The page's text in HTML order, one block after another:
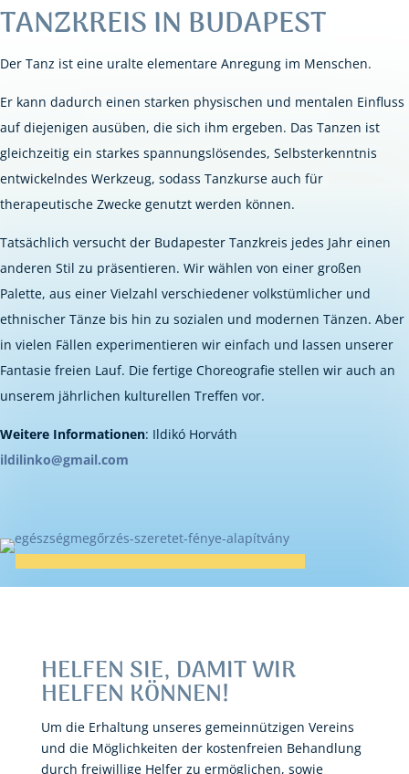
TANZKREIS IN BUDAPEST
Der Tanz ist eine uralte elementare Anregung im Menschen.
Er kann dadurch einen starken physischen und mentalen Einfluss
auf diejenigen ausüben, die sich ihm ergeben. Das Tanzen ist
gleichzeitig ein starkes spannungslösendes, Selbsterkenntnis
entwickelndes Werkzeug, sodass Tanzkurse auch für
therapeutische Zwecke genutzt werden können.
Tatsächlich versucht der Budapester Tanzkreis jedes Jahr einen
anderen Stil zu präsentieren. Wir wählen von einer großen
Palette, aus einer Vielzahl verschiedener volkstümlicher und
ethnischer Tänze bis hin zu sozialen und modernen Tänzen. Aber
in vielen Fällen experimentieren wir einfach und lassen unserer
Fantasie freien Lauf. Die fertige Choreografie stellen wir auch an
unserem jährlichen kulturellen Treffen vor.
Weitere Informationen: Ildikó Horváth
ildilinko@gmail.com
HELFEN SIE, DAMIT WIR
HELFEN KÖNNEN!
Um die Erhaltung unseres gemeinnützigen Vereins
und die Möglichkeiten der kostenfreien Behandlung
durch freiwillige Helfer zu ermöglichen, sowie